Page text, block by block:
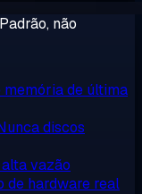
não
memória de última
discos
vazão
de hardware real